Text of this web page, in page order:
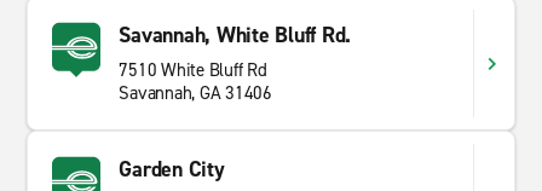
Savannah, White Bluff Rd.
7510 White Bluff Rd
Savannah, GA 31406
Garden City